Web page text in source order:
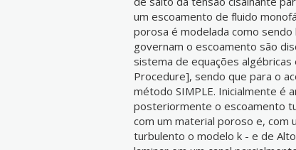
um escoamento de fluido
porosa é modelada como
governam o escoamento são
sistema de equações
Procedure], sendo que para o
método SIMPLE. Inicialmente é
posteriormente o escoamento
com um material poroso e, com
turbulento o modelo k - e de